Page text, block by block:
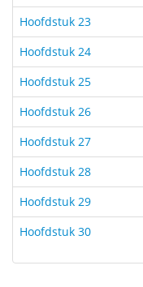
Hoofdstuk 23
Hoofdstuk 24
Hoofdstuk 25
Hoofdstuk 26
Hoofdstuk 27
Hoofdstuk 28
Hoofdstuk 29
Hoofdstuk 30